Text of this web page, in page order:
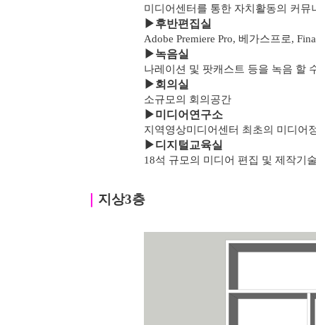
미디어센터를 통한 자치활동의 커뮤
▶후반편집실
Adobe Premiere Pro, 베가스프로,
▶녹음실
나레이션 및 팟캐스트 등을 녹음 할
▶회의실
소규모의 회의공간
▶미디어연구소
지역영상미디어센터 최초의 미디어
▶디지털교육실
18석 규모의 미디어 편집 및 제작기
지상3층